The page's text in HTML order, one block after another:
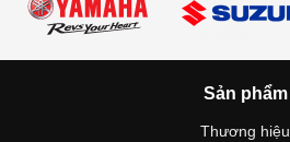
Sản phẩm
Thương hiệu